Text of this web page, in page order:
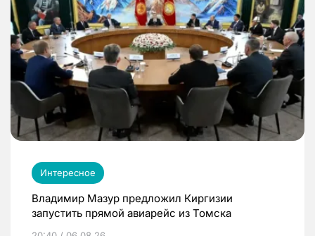
Интересное
Владимир Мазур предложил Киргизии
запустить прямой авиарейс из Томска